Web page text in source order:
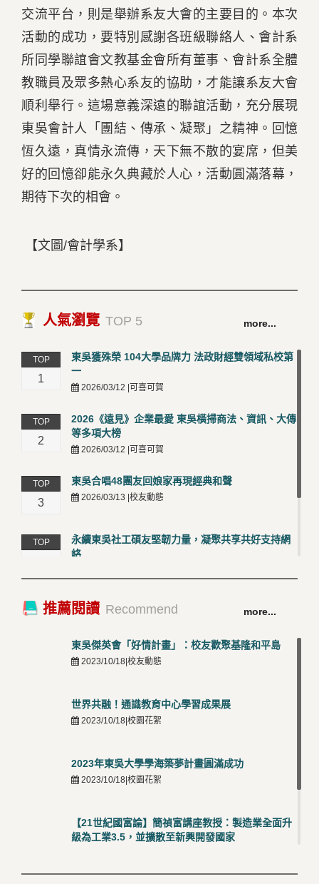
交流平台，則是舉辦系友大會的主要目的。本次
活動的成功，要特別感謝各班級聯絡人、會計系
所同學聯誼會文教基金會所有董事、會計系全體
教職員及眾多熱心系友的協助，才能讓系友大會
順利舉行。這場意義深遠的聯誼活動，充分展現
東吳會計人「團結、傳承、凝聚」之精神。回憶
恆久遠，真情永流傳，天下無不散的宴席，但美
好的回憶卻能永久典藏於人心，活動圓滿落幕，
期待下次的相會。
【文圖/會計學系】
人氣瀏覽 TOP 5 more...
TOP
1
東吳獲殊榮 104大學品牌力 法政財經雙領域私校第
一
2026/03/12 |可喜可賀
TOP
2
2026《遠見》企業最愛 東吳橫掃商法、資訊、大傳
等多項大榜
2026/03/12 |可喜可賀
TOP
3
東吳合唱48團友回娘家再現經典和聲
2026/03/13 |校友動態
TOP
永續東吳社工碩友堅韌力量，凝聚共享共好支持網
絡
TOP
卓越永續校園 東吳大學連奪 ISO 14001、45001 及
50001三大國際驗證殊榮
推薦閱讀 Recommend more...
東吳傑英會「好情計畫」：校友歡聚基隆和平島
2023/10/18|校友動態
世界共融！通識教育中心學習成果展
2023/10/18|校園花絮
2023年東吳大學學海築夢計畫圓滿成功
2023/10/18|校園花絮
【21世紀國富論】簡禎富講座教授：製造業全面升
級為工業3.5，並擴散至新興開發國家